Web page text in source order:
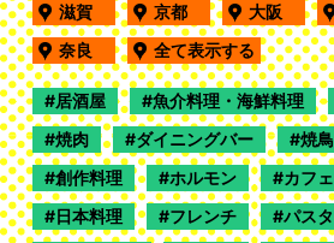
滋賀 京都 大阪
奈良
全て表示する
居酒屋 魚介料理・海鮮料理
焼肉
ダイニングバー 焼鳥
創作料理
ホルモン カフェ
日本料理
フレンチ パスタ